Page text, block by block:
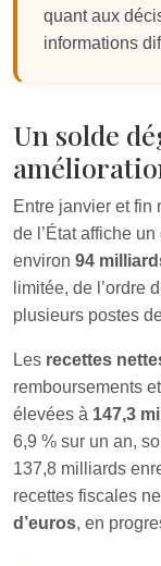
quant aux
informations
Un solde
Entre janvier et fin
de l’État affiche un
environ 94
limitée, de l’ordre
plusieurs postes
Les recettes
remboursements
élevées à 147,3
6,9 % sur un an,
137,8 milliards
recettes fiscales
d’euros, en